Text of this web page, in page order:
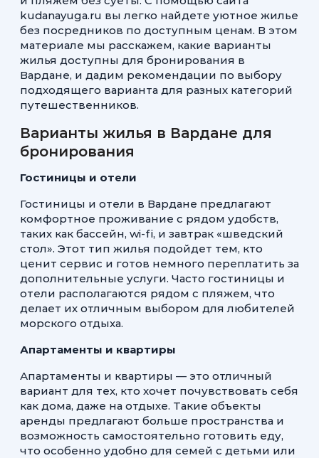
kudanayuga.ru вы легко найдете уютное жилье
без посредников по доступным ценам. В этом
материале мы расскажем, какие варианты
жилья доступны для бронирования в
Вардане, и дадим рекомендации по выбору
подходящего варианта для разных категорий
путешественников.
Варианты жилья в Вардане для
бронирования
Гостиницы и отели
Гостиницы и отели в Вардане предлагают
комфортное проживание с рядом удобств,
таких как бассейн, wi-fi, и завтрак «шведский
стол». Этот тип жилья подойдет тем, кто
ценит сервис и готов немного переплатить за
дополнительные услуги. Часто гостиницы и
отели располагаются рядом с пляжем, что
делает их отличным выбором для любителей
морского отдыха.
Апартаменты и квартиры
Апартаменты и квартиры — это отличный
вариант для тех, кто хочет почувствовать себя
как дома, даже на отдыхе. Такие объекты
аренды предлагают больше пространства и
возможность самостоятельно готовить еду,
что особенно удобно для семей с детьми или